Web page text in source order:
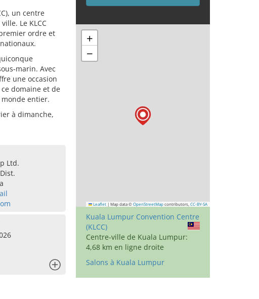
un centre
Le KLCC
ordre et
marin. Avec
une occasion
domaine et de
entier.
à dimanche,
Ltd.
+
−
Leaflet | Map data © OpenStreetMap contributors, CC-BY-SA
Kuala Lumpur Convention Centre
(KLCC)
Centre-ville de Kuala Lumpur:
4,68 km en ligne droite
Salons à Kuala Lumpur